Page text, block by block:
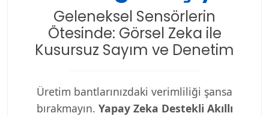
Geleneksel Sensörlerin
Ötesinde: Görsel Zeka ile
Kusursuz Sayım ve Denetim
Üretim bantlarınızdaki verimliliği şansa
bırakmayın. Yapay Zeka Destekli Akıllı